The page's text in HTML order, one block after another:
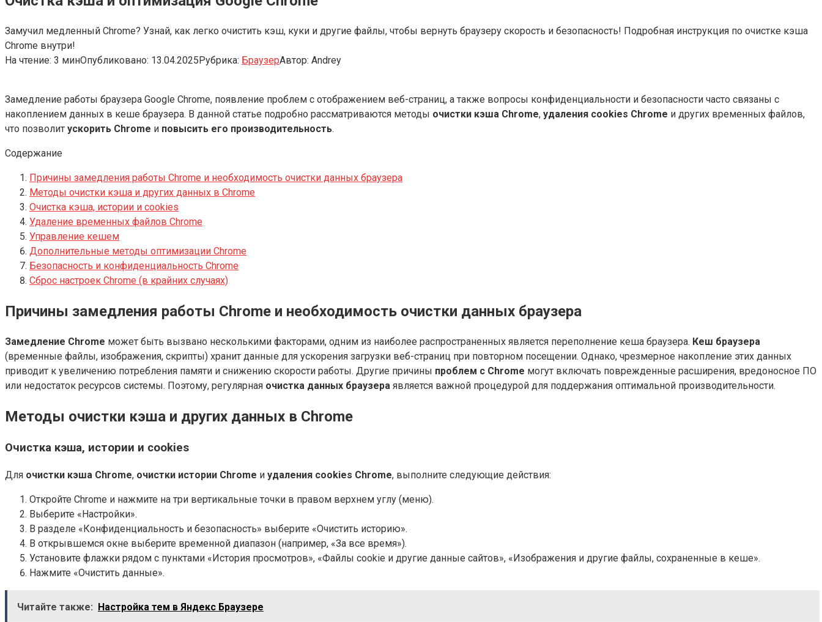
Замучил медленный Chrome? Узнай, как легко очистить кэш, куки и другие файлы, чтобы вернуть браузеру скорость и безопасность! Подробная инструкция по очистке кэша
Chrome внутри!
На чтение: 3 минОпубликовано: 13.04.2025Рубрика: БраузерАвтор: Andrey
Замедление работы браузера Google Chrome, появление проблем с отображением веб-страниц, а также вопросы конфиденциальности и безопасности часто связаны с
накоплением данных в кеше браузера. В данной статье подробно рассматриваются методы очистки кэша Chrome, удаления cookies Chrome и других временных файлов,
что позволит ускорить Chrome и повысить его производительность.
Содержание
Причины замедления работы Chrome и необходимость очистки данных браузера
Методы очистки кэша и других данных в Chrome
Очистка кэша, истории и cookies
Удаление временных файлов Chrome
Управление кешем
Дополнительные методы оптимизации Chrome
Безопасность и конфиденциальность Chrome
Сброс настроек Chrome (в крайних случаях)
Причины замедления работы Chrome и необходимость очистки данных браузера
Замедление Chrome может быть вызвано несколькими факторами, одним из наиболее распространенных является переполнение кеша браузера. Кеш браузера
(временные файлы, изображения, скрипты) хранит данные для ускорения загрузки веб-страниц при повторном посещении. Однако, чрезмерное накопление этих данных
приводит к увеличению потребления памяти и снижению скорости работы. Другие причины проблем с Chrome могут включать поврежденные расширения, вредоносное ПО
или недостаток ресурсов системы. Поэтому, регулярная очистка данных браузера является важной процедурой для поддержания оптимальной производительности.
Методы очистки кэша и других данных в Chrome
Очистка кэша, истории и cookies
Для очистки кэша Chrome, очистки истории Chrome и удаления cookies Chrome, выполните следующие действия:
Откройте Chrome и нажмите на три вертикальные точки в правом верхнем углу (меню).
Выберите «Настройки».
В разделе «Конфиденциальность и безопасность» выберите «Очистить историю».
В открывшемся окне выберите временной диапазон (например, «За все время»).
Установите флажки рядом с пунктами «История просмотров», «Файлы cookie и другие данные сайтов», «Изображения и другие файлы, сохраненные в кеше».
Нажмите «Очистить данные».
Читайте также: Настройка тем в Яндекс Браузере